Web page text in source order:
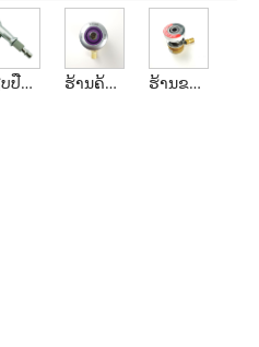
ສຽບປືນປາຍລູກປືນ ຮ້ານຄ້າ AGSS ມາດຕະຖານອັງກິດ ຮ້ານຂາຍກາກບອນໄດອອກໄຊມາດຕະຖານອັງກິດ